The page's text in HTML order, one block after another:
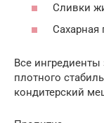
Сливки
Сахарная
Все ингредиенты
плотного
кондитерский